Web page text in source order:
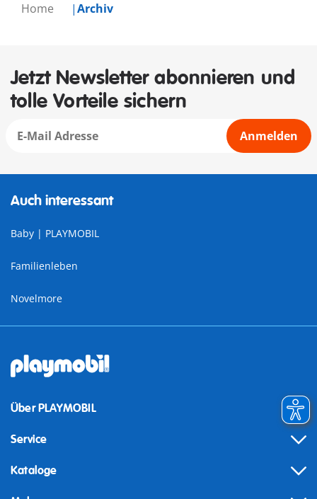
Home Archiv
Jetzt Newsletter abonnieren und
tolle Vorteile sichern
Anmelden
Auch interessant
Baby | PLAYMOBIL
Familienleben
Novelmore
Über PLAYMOBIL
Service
Kataloge